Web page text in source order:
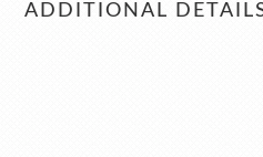
ADDITIONAL